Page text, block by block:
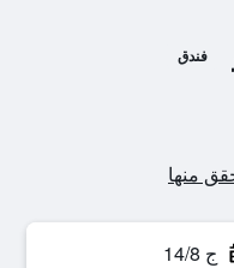
فندق
ج 14/8